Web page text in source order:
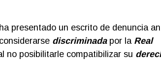
presentado un escrito de denuncia
discriminada por la Real
no posibilitarle compatibilizar su